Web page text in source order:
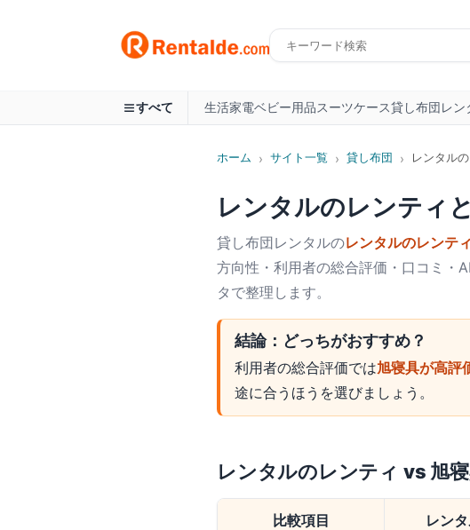
すべて 生活家電ベビー用品スーツケース貸し布団レン
ホーム › サイト一覧 › 貸し布団 › レンタル
レンタルのレンティ と
貸し布団 レンタルのレンタルのレンティ
方向性・利用者の総合評価・口コミ・
タで整理します。
結論：どっちがおすすめ？
利用者の総合評価では旭寝具が高評
途に合うほうを選びましょう。
レンタルのレンティ vs 旭
比較項目 レン